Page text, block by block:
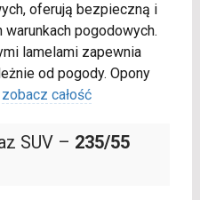
oferują bezpieczną i
pogodowych.
lamelami zapewnia
od pogody. Opony
zobacz całość
SUV – 235/55